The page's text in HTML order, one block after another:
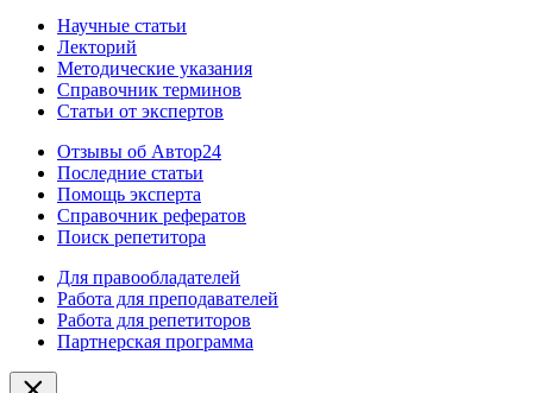
Научные статьи
Лекторий
Методические указания
Справочник терминов
Статьи от экспертов
Отзывы об Автор24
Последние статьи
Помощь эксперта
Справочник рефератов
Поиск репетитора
Для правообладателей
Работа для преподавателей
Работа для репетиторов
Партнерская программа